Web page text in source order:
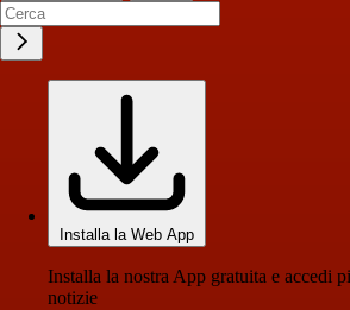
Installa la Web App
Installa la nostra App gratuita e accedi
notizie